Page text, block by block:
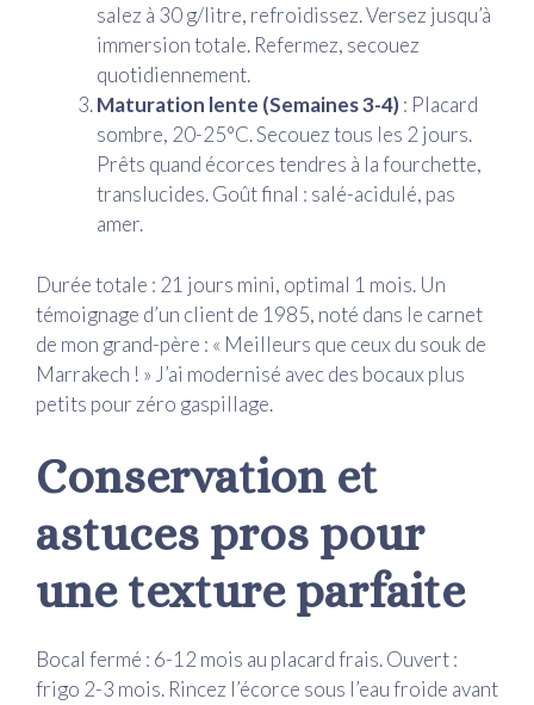
salez à 30 g/litre, refroidissez. Versez jusqu’à
immersion totale. Refermez, secouez
quotidiennement.
Maturation lente (Semaines 3-4): Placard
sombre, 20-25°C. Secouez tous les 2 jours.
Prêts quand écorces tendres à la fourchette,
translucides. Goût final : salé-acidulé, pas
amer.
Durée totale : 21 jours mini, optimal 1 mois. Un
témoignage d’un client de 1985, noté dans le carnet
de mon grand-père : « Meilleurs que ceux du souk de
Marrakech ! » J’ai modernisé avec des bocaux plus
petits pour zéro gaspillage.
Conservation et
astuces pros pour
une texture parfaite
Bocal fermé : 6-12 mois au placard frais. Ouvert :
frigo 2-3 mois. Rincez l’écorce sous l’eau froide avant